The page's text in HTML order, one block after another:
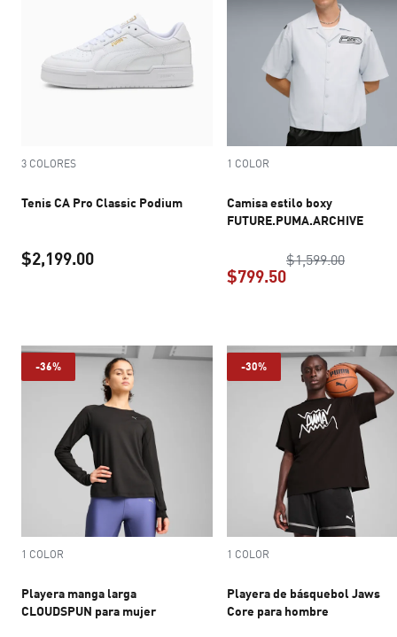
3 COLORES
Tenis CA Pro Classic Podium
$2,199.00
1 COLOR
Camisa estilo boxy
FUTURE.PUMA.ARCHIVE
$1,599.00precio
$799.50
-36%
1 COLOR
Playera manga larga
CLOUDSPUN para mujer
-30%
1 COLOR
Playera de básquebol Jaws
Core para hombre